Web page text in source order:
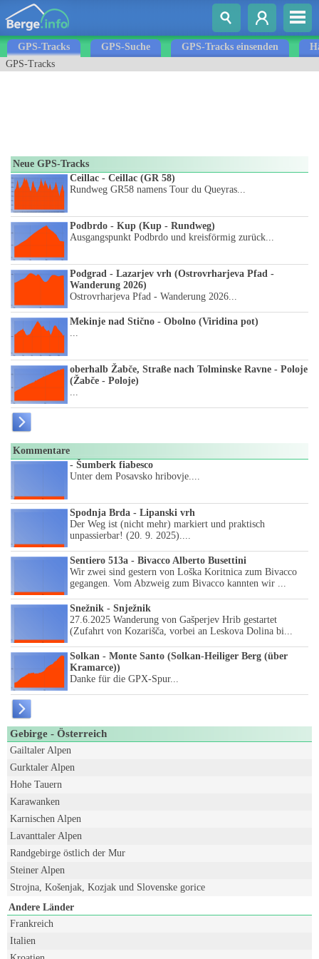
GPS-Tracks GPS-Suche GPS-Tracks einsenden
GPS-Tracks
Neue GPS-Tracks
Ceillac - Ceillac (GR 58)
Rundweg GR58 namens Tour du Queyras...
Podbrdo - Kup (Kup - Rundweg)
Ausgangspunkt Podbrdo und kreisförmig zurück...
Podgrad - Lazarjev vrh (Ostrovrharjeva Pfad -
Wanderung 2026)
Ostrovrharjeva Pfad - Wanderung 2026...
Mekinje nad Stično - Obolno (Viridina pot)
...
oberhalb Žabče, Straße nach Tolminske Ravne - Poloje
(Žabče - Poloje)
...
Kommentare
- Šumberk fiabesco
Unter dem Posavsko hribovje....
Spodnja Brda - Lipanski vrh
Der Weg ist (nicht mehr) markiert und praktisch
unpassierbar! (20. 9. 2025)....
Sentiero 513a - Bivacco Alberto Busettini
Wir zwei sind gestern von Loška Koritnica zum Bivacco
gegangen. Vom Abzweig zum Bivacco kannten wir ...
Snežnik - Snježnik
27.6.2025 Wanderung von Gašperjev Hrib gestartet
(Zufahrt von Kozarišča, vorbei an Leskova Dolina bi...
Solkan - Monte Santo (Solkan-Heiliger Berg (über
Kramarce))
Danke für die GPX-Spur...
Gebirge - Österreich
Gailtaler Alpen
Gurktaler Alpen
Hohe Tauern
Karawanken
Karnischen Alpen
Lavanttaler Alpen
Randgebirge östlich der Mur
Steiner Alpen
Strojna, Košenjak, Kozjak und Slovenske gorice
Andere Länder
Frankreich
Italien